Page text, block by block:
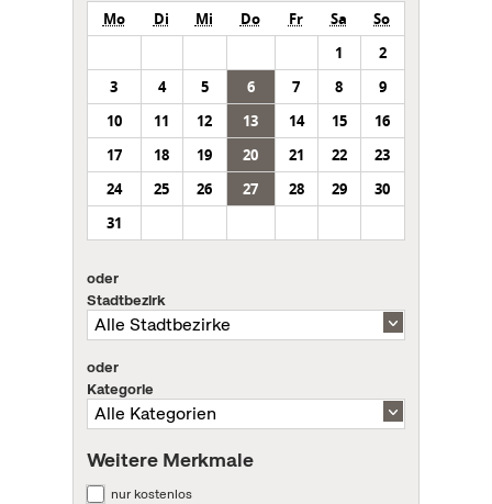
Mo Di Mi Do Fr Sa
So
1
2
3
4 5 6 7 8
9
10
11 12 13 14 15
16
17
18 19 20 21 22
23
24
25 26 27 28 29
30
31
oder
Stadtbezirk
oder
Kategorie
Weitere Merkmale
nur kostenlos